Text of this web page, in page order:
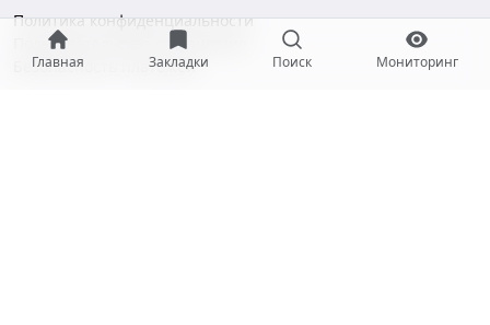
Главная Закладки Поиск Мониторинг
Политика конфиденциальности
Пользовательское соглашение
Безопасность платежей